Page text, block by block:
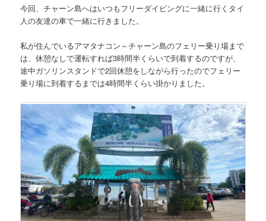
今回、チャーン島へはいつもフリーダイビングに一緒に行くタイ
人の友達の車で一緒に行きました。
私が住んでいるアマタナコン～チャーン島のフェリー乗り場まで
は、休憩なしで運転すれば3時間半くらいで到着するのですが、
途中ガソリンスタンドで2回休憩をしながら行ったのでフェリー
乗り場に到着するまでは4時間半くらい掛かりました。